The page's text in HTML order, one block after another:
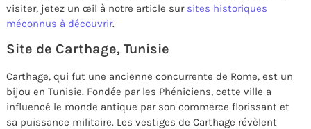
visiter, jetez un œil à notre article sur sites historiques
méconnus à découvrir.
Site de Carthage, Tunisie
Carthage, qui fut une ancienne concurrente de Rome, est un
bijou en Tunisie. Fondée par les Phéniciens, cette ville a
influencé le monde antique par son commerce florissant et
sa puissance militaire. Les vestiges de Carthage révèlent